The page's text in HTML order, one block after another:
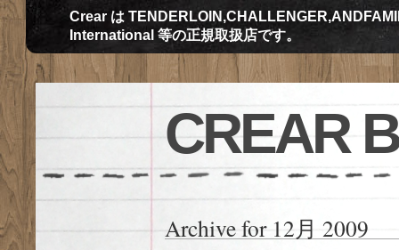
Crear は
International 等の正規取扱店です。
CREAR
Archive for 12月 2009